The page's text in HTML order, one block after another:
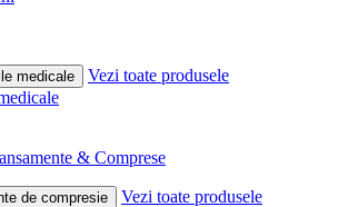
medicale
Vezi toate produsele
& Comprese
de compresie
Vezi toate produsele